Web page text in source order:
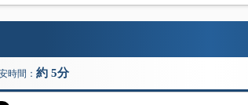
時間： 約 5分